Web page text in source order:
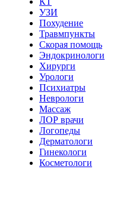
УЗИ
Похудение
Травмпункты
Скорая помощь
Эндокринологи
Хирурги
Урологи
Психиатры
Неврологи
Массаж
ЛОР врачи
Логопеды
Дерматологи
Гинекологи
Косметологи